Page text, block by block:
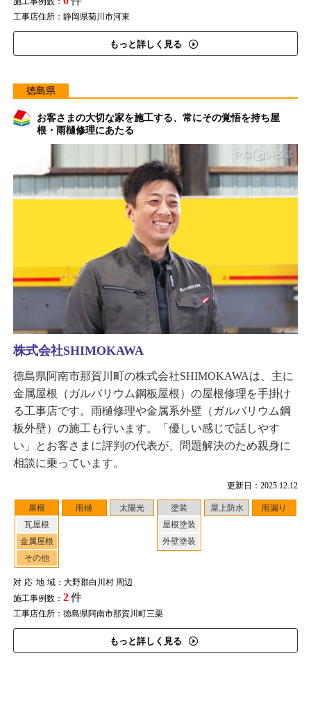
工事店住所：静岡県菊川市河東
もっと詳しく見る
徳島県
お客さまの大切な家を施工する、常にその覚悟を持ち屋
根・雨樋修理にあたる
更新日：2025.12.12
屋根
瓦屋根
金属屋根
その他
雨樋 太陽光
塗装
屋根塗装
外壁塗装
屋上防水 雨漏り
対応地域：大野郡白川村 周辺
施工事例数： 2件
工事店住所：徳島県阿南市那賀川町三栗
もっと詳しく見る
株式会社SHIMOKAWA
徳島県阿南市那賀川町の株式会社SHIMOKAWAは、主に
金属屋根（ガルバリウム鋼板屋根）の屋根修理を手掛け
る工事店です。雨樋修理や金属系外壁（ガルバリウム鋼
板外壁）の施工も行います。「優しい感じで話しやす
い」とお客さまに評判の代表が、問題解決のため親身に
相談に乗っています。